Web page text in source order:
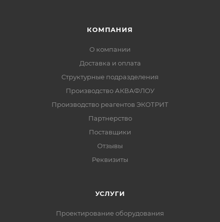
КОМПАНИЯ
О компании
Доставка и оплата
Структурные подразделения
Производство АКВАФЛОУ
Производство реагентов ЭКОТРИТ
Партнерство
Поставщики
Отзывы
Реквизиты
УСЛУГИ
Проектирование оборудования